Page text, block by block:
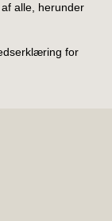
alle, herunder
for